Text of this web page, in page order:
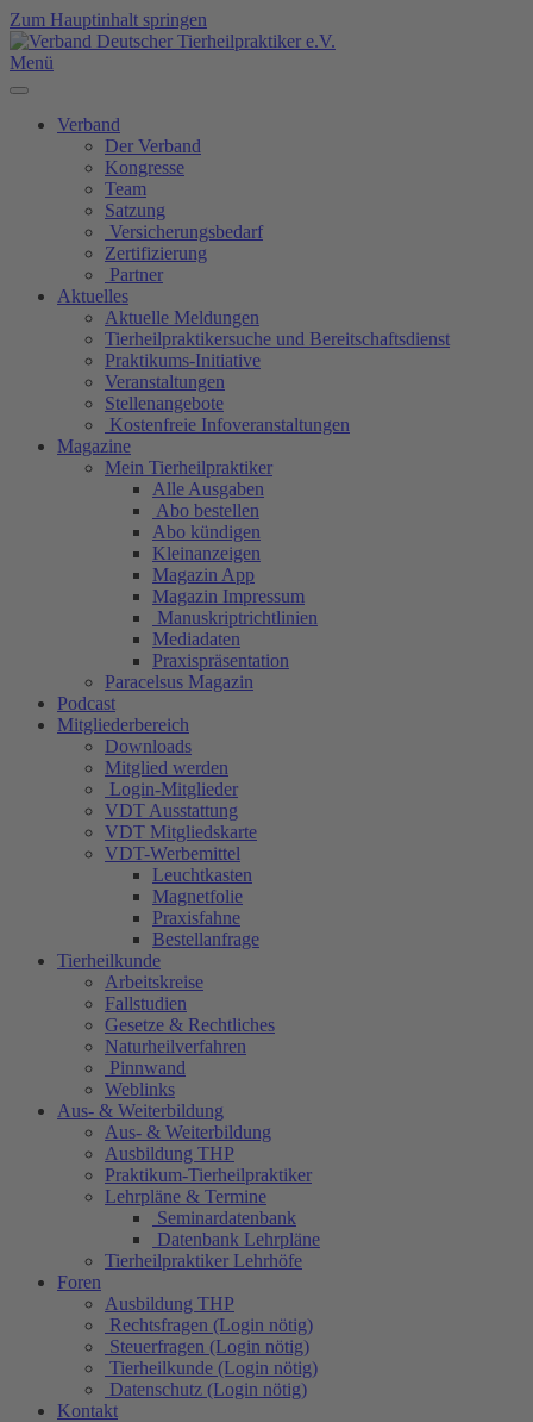
Zum Hauptinhalt springen
Menü
Verband
Der Verband
Kongresse
Team
Satzung
Versicherungsbedarf
Zertifizierung
Partner
Aktuelles
Aktuelle Meldungen
Tierheilpraktikersuche und Bereitschaftsdienst
Praktikums-Initiative
Veranstaltungen
Stellenangebote
Kostenfreie Infoveranstaltungen
Magazine
Mein Tierheilpraktiker
Alle Ausgaben
Abo bestellen
Abo kündigen
Kleinanzeigen
Magazin App
Magazin Impressum
Manuskriptrichtlinien
Mediadaten
Praxispräsentation
Paracelsus Magazin
Podcast
Mitgliederbereich
Downloads
Mitglied werden
Login-Mitglieder
VDT Ausstattung
VDT Mitgliedskarte
VDT-Werbemittel
Leuchtkasten
Magnetfolie
Praxisfahne
Bestellanfrage
Tierheilkunde
Arbeitskreise
Fallstudien
Gesetze & Rechtliches
Naturheilverfahren
Pinnwand
Weblinks
Aus- & Weiterbildung
Aus- & Weiterbildung
Ausbildung THP
Praktikum-Tierheilpraktiker
Lehrpläne & Termine
Seminardatenbank
Datenbank Lehrpläne
Tierheilpraktiker Lehrhöfe
Foren
Ausbildung THP
Rechtsfragen (Login nötig)
Steuerfragen (Login nötig)
Tierheilkunde (Login nötig)
Datenschutz (Login nötig)
Kontakt